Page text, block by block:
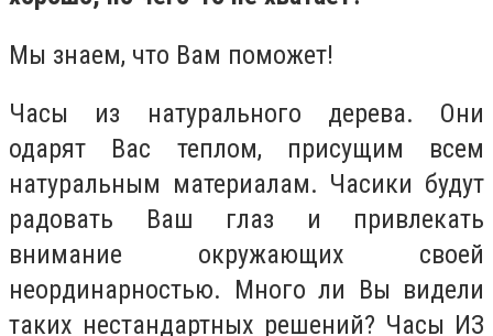
Мы знаем, что Вам поможет!
Часы из натурального дерева. Они
одарят Вас теплом, присущим всем
натуральным материалам. Часики будут
радовать Ваш глаз и привлекать
внимание окружающих своей
неординарностью. Много ли Вы видели
таких нестандартных решений? Часы ИЗ